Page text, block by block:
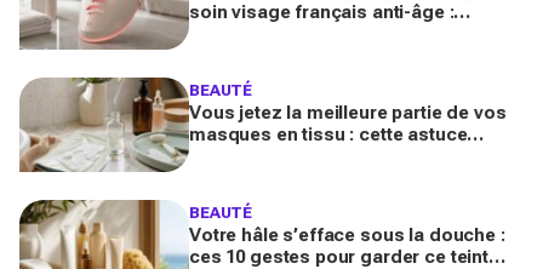
soin visage français anti-âge :
BEAUTÉ
Vous jetez la meilleure partie de vos
masques en tissu : cette astuce
BEAUTÉ
Votre hâle s’efface sous la douche :
ces 10 gestes pour garder ce teint